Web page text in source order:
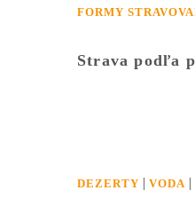
FORMY
Strava podľa
DEZERTY | VODA |